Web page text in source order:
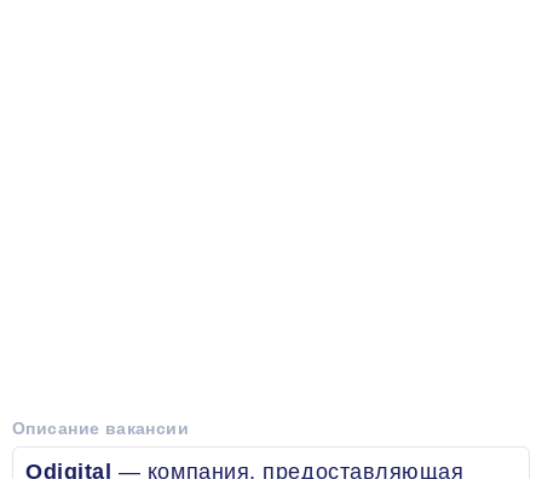
Описание вакансии
Odigital — компания, предоставляющая